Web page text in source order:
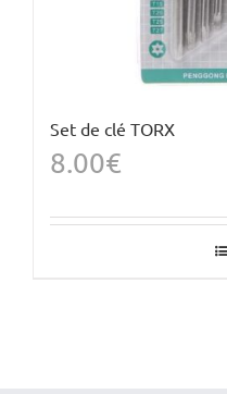
Set de clé TORX
8.00€